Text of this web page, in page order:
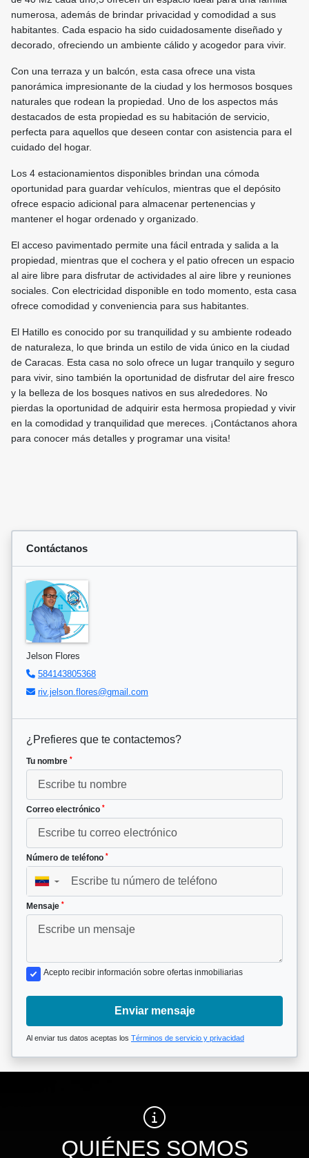
numerosa, además de brindar privacidad y comodidad a sus
habitantes. Cada espacio ha sido cuidadosamente diseñado y
decorado, ofreciendo un ambiente cálido y acogedor para vivir.
Con una terraza y un balcón, esta casa ofrece una vista
panorámica impresionante de la ciudad y los hermosos bosques
naturales que rodean la propiedad. Uno de los aspectos más
destacados de esta propiedad es su habitación de servicio,
perfecta para aquellos que deseen contar con asistencia para el
cuidado del hogar.
Los 4 estacionamientos disponibles brindan una cómoda
oportunidad para guardar vehículos, mientras que el depósito
ofrece espacio adicional para almacenar pertenencias y
mantener el hogar ordenado y organizado.
El acceso pavimentado permite una fácil entrada y salida a la
propiedad, mientras que el cochera y el patio ofrecen un espacio
al aire libre para disfrutar de actividades al aire libre y reuniones
sociales. Con electricidad disponible en todo momento, esta casa
ofrece comodidad y conveniencia para sus habitantes.
El Hatillo es conocido por su tranquilidad y su ambiente rodeado
de naturaleza, lo que brinda un estilo de vida único en la ciudad
de Caracas. Esta casa no solo ofrece un lugar tranquilo y seguro
para vivir, sino también la oportunidad de disfrutar del aire fresco
y la belleza de los bosques nativos en sus alrededores. No
pierdas la oportunidad de adquirir esta hermosa propiedad y vivir
en la comodidad y tranquilidad que mereces. ¡Contáctanos ahora
para conocer más detalles y programar una visita!
Contáctanos
Jelson Flores
584143805368
riv.jelson.flores@gmail.com
¿Prefieres que te contactemos?
Tu nombre *
Correo electrónico *
Número de teléfono *
▼
Mensaje *
Acepto recibir información sobre ofertas inmobiliarias
Enviar mensaje
Al enviar tus datos aceptas los Términos de servicio y privacidad
QUIÉNES SOMOS